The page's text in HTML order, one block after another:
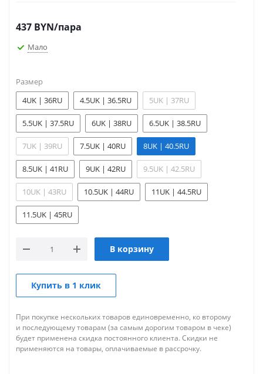
437 BYN/пара
Мало
Размер
4UK | 36RU
4.5UK | 36.5RU 5UK | 37RU
5.5UK | 37.5RU 6UK | 38RU 6.5UK | 38.5RU
7UK | 39RU 7.5UK | 40RU 8UK | 40.5RU
8.5UK | 41RU 9UK | 42RU 9.5UK | 42.5RU
10UK | 43RU 10.5UK | 44RU 11UK | 44.5RU
11.5UK | 45RU
В корзину
Купить в 1 клик
При покупке нескольких товаров единовременно, ко второму
и последующему товарам (за самым дорогим товаром в чеке)
будет применена скидка постоянного клиента. Скидки не
применяются на товары, оплачиваемые в рассрочку.